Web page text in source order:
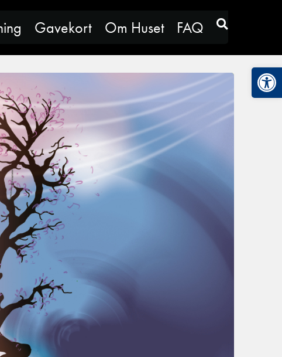
Gavekort Om Huset FAQ